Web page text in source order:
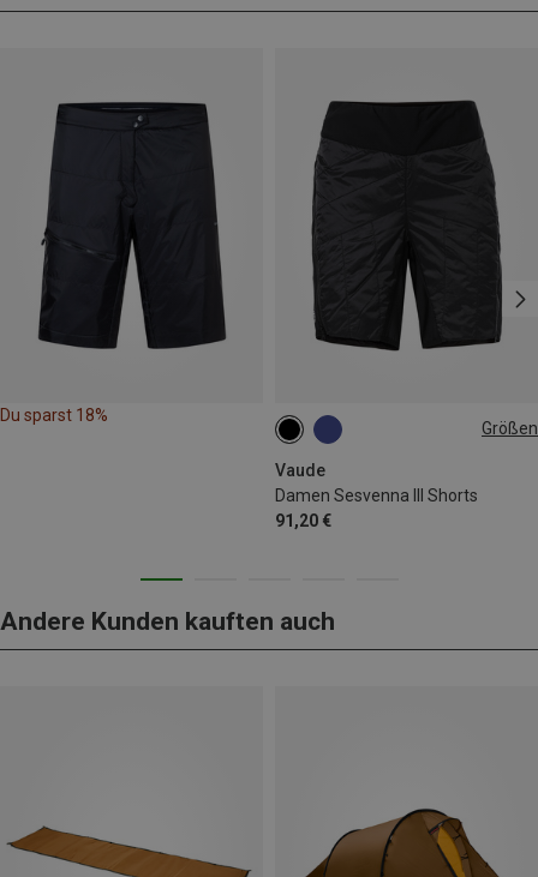
Du sparst 18%
Größen
Vaude
Damen Sesvenna III Shorts
91,20 €
XS S
Andere Kunden kauften auch